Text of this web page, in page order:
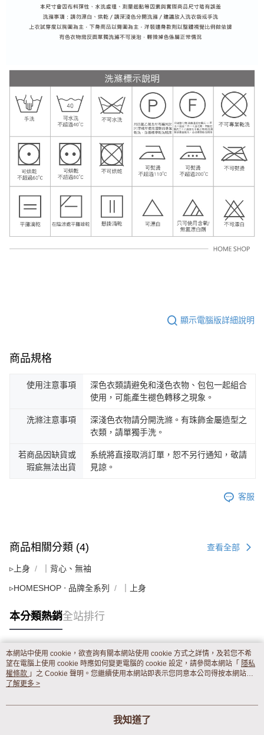
顯示電腦版詳細說明
商品規格
使用注意事項
深色衣類請避免和淺色衣物、包包一起組合
使用，可能產生褪色轉移之現象。
洗滌注意事項
深淺色衣物請分開洗滌。有珠飾金屬造型之
衣類，請單獨手洗。
若商品因缺貨或
瑕疵無法出貨
系統將直接取消訂單，恕不另行通知，敬請
見諒。
客服
商品相關分類 (4) 查看全部
▹上身 ｜背心、無袖
▹HOMESHOP ‧ 品牌全系列 ｜上身
本分類熱銷全站排行
熱門標籤
本網站中使用 cookie，欲查詢有關本網站使用 cookie 方式之詳情，及若您不希
望在電腦上使用 cookie 時應如何變更電腦的 cookie 設定，請參閱本網站「 隱私
權條款 」之 Cookie 聲明。您繼續使用本網站即表示您同意本公司得按本網站使
用條款之 Cookie 聲明使用 cookie。
了解更多 >
我知道了